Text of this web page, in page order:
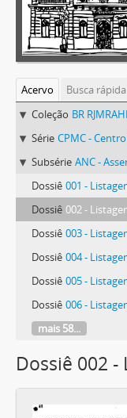
Acervo
Busca rápida
Coleção BR
Série CPMC -
Subsérie ANC -
Dossiê 001 -
Dossiê 002 -
Dossiê 003 -
Dossiê 004 -
Dossiê 005 -
Dossiê 006 -
mais 58...
Dossiê 002 -